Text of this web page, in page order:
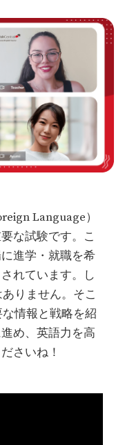
Language）
な試験です。こ
進学・就職を希
れています。し
りません。そこ
情報と戦略を紹
め、英語力を高
さいね！